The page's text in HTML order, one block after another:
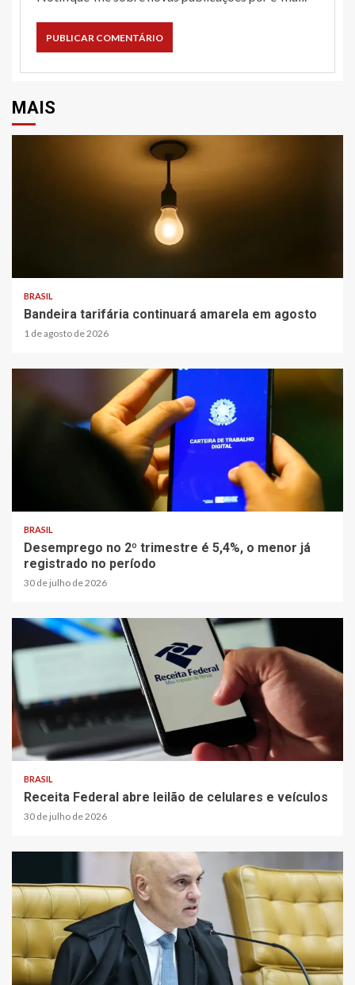
MAIS
BRASIL
Bandeira tarifária continuará amarela em agosto
1 de agosto de 2026
BRASIL
Desemprego no 2º trimestre é 5,4%, o menor já
registrado no período
30 de julho de 2026
BRASIL
Receita Federal abre leilão de celulares e veículos
30 de julho de 2026